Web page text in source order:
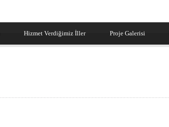
Hizmet Verdiğimiz İller Proje Galerisi